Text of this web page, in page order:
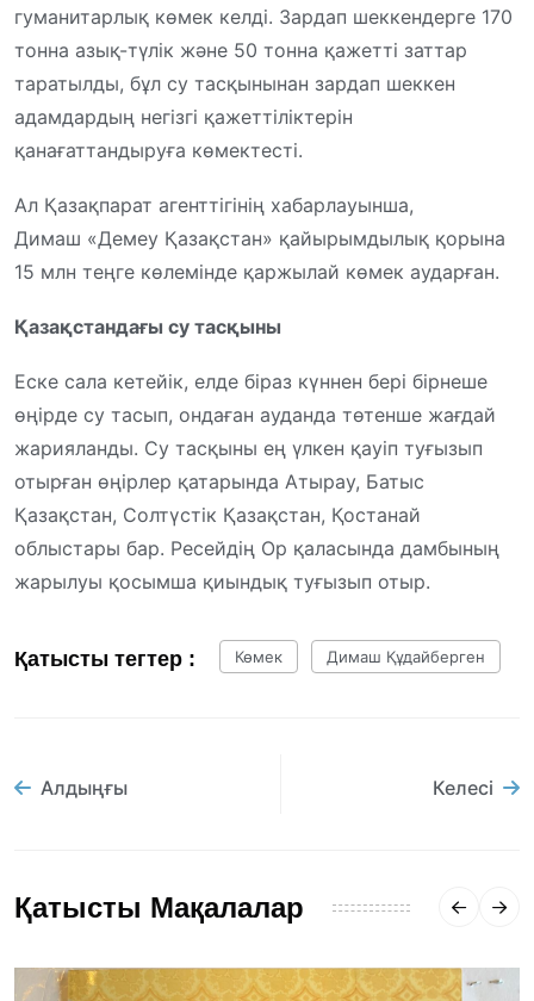
гуманитарлық көмек келді. Зардап шеккендерге 170
тонна азық-түлік және 50 тонна қажетті заттар
таратылды, бұл су тасқынынан зардап шеккен
адамдардың негізгі қажеттіліктерін
қанағаттандыруға көмектесті.
Ал Қазақпарат агенттігінің хабарлауынша,
Димаш «Демеу Қазақстан» қайырымдылық қорына
15 млн теңге көлемінде қаржылай көмек аударған.
Қазақстандағы су тасқыны
Еске сала кетейік, елде біраз күннен бері бірнеше
өңірде су тасып, ондаған ауданда төтенше жағдай
жарияланды. Су тасқыны ең үлкен қауіп туғызып
отырған өңірлер қатарында Атырау, Батыс
Қазақстан, Солтүстік Қазақстан, Қостанай
облыстары бар. Ресейдің Ор қаласында дамбының
жарылуы қосымша қиындық туғызып отыр.
Қатысты тегтер : Көмек Димаш Құдайберген
Алдыңғы Келесі
Қатысты Мақалалар